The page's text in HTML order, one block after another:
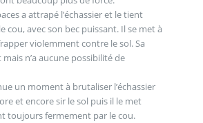
a attrapé l’échassier et le tient
cou, avec son bec puissant. Il se met à
violemment contre le sol. Sa
n’a aucune possibilité de
un moment à brutaliser l’échassier
et encore sir le sol puis il le met
toujours fermement par le cou.